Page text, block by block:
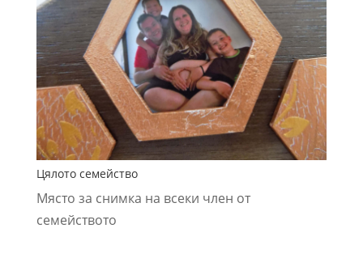
Цялото семейство
Място за снимка на всеки член от
семейството